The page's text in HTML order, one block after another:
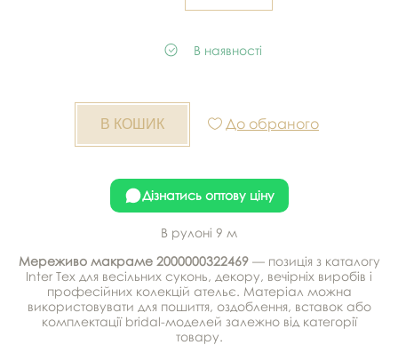
В наявності
До обраного
Дізнатись оптову ціну
В рулоні 9 м
Мереживо макраме 2000000322469— позиція з каталогу
Inter Tex для весільних суконь, декору, вечірніх виробів і
професійних колекцій ательє. Матеріал можна
використовувати для пошиття, оздоблення, вставок або
комплектації bridal-моделей залежно від категорії
товару.